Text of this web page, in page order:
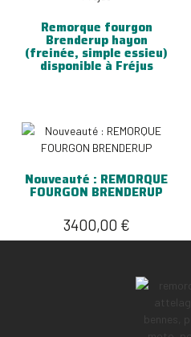
Remorque fourgon
Brenderup hayon
(freinée, simple essieu)
disponible à Fréjus
Nouveauté : REMORQUE
FOURGON BRENDERUP
3400,00 €